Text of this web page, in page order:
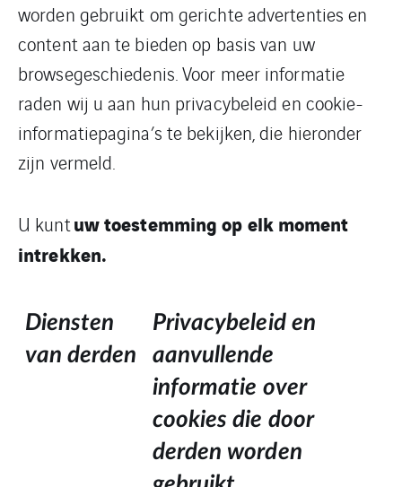
worden gebruikt om gerichte advertenties en
content aan te bieden op basis van uw
browsegeschiedenis. Voor meer informatie
raden wij u aan hun privacybeleid en cookie-
informatiepagina’s te bekijken, die hieronder
zijn vermeld.
U kuntuw toestemming op elk moment
intrekken.
Diensten
van derden
Privacybeleid en
aanvullende
informatie over
cookies die door
derden worden